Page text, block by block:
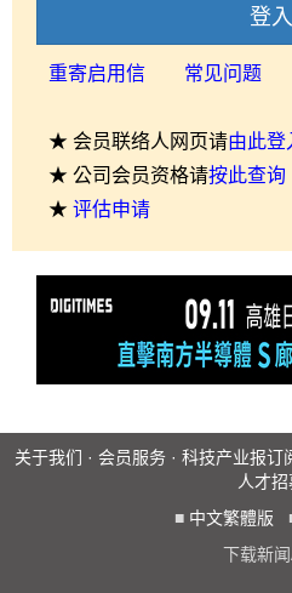
登入
重寄启用信 常见问题
★ 会员联络人网页请由此登
★ 公司会员资格请按此查询
★ 评估申请
关于我们 · 会员服务 · 科技产业报订
人才
■ 中文繁體版
下载新